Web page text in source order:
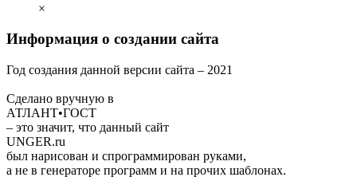
×
Информация о создании сайта
Год создания данной версии сайта – 2021
Сделано вручную в
АТЛАНТ•ГОСТ
– это значит, что данный сайт
UNGER.ru
был нарисован и спрограммирован руками,
а не в генераторе программ и на прочих шаблонах.